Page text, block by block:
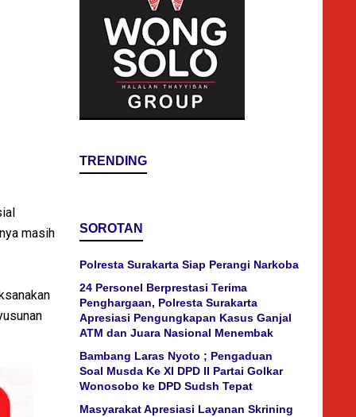
masih
TRENDING
SOROTAN
Polresta Surakarta Siap Perangi Narkoba
24 Personel Berprestasi Terima
Penghargaan, Polresta Surakarta
Apresiasi Pengungkapan Kasus Ganjal
ATM dan Juara Nasional Menembak
Bambang Laras Nyoto ; Pengaduan
Soal Musda Ke XI DPD II Partai Golkar
Wonosobo ke DPD Sudsh Tepat
Masyarakat Apresiasi Layanan Skrining